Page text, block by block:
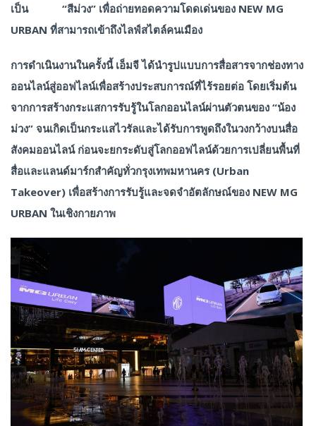
เป็น “สีม่วง” เพื่อถ่ายทอดความโดดเด่นของ NEW MG
URBAN ที่สามารถเข้าถึงไลฟ์สไตล์คนเมือง
การดำเนินงานในครั้งนี้ เอ็มจี ได้นำรูปแบบการสื่อสารจากช่องทาง
ออนไลน์สู่ออฟไลน์เพื่อสร้างประสบการณ์ที่ไร้รอยต่อ โดยเริ่มต้น
จากการสร้างกระแสการรับรู้ในโลกออนไลน์ผ่านตัวตนของ “น้อง
ม่วง” จนเกิดเป็นกระแสไวรัลและได้รับการพูดถึงในวงกว้างบนสื่อ
สังคมออนไลน์ ก่อนจะยกระดับสู่โลกออฟไลน์ด้วยการเปลี่ยนพื้นที่
สื่อและแลนด์มาร์กสำคัญทั่วกรุงเทพมหานคร (Urban
Takeover) เพื่อสร้างการรับรู้และจดจำอัตลักษณ์ของ NEW MG
URBAN ในเชิงกายภาพ